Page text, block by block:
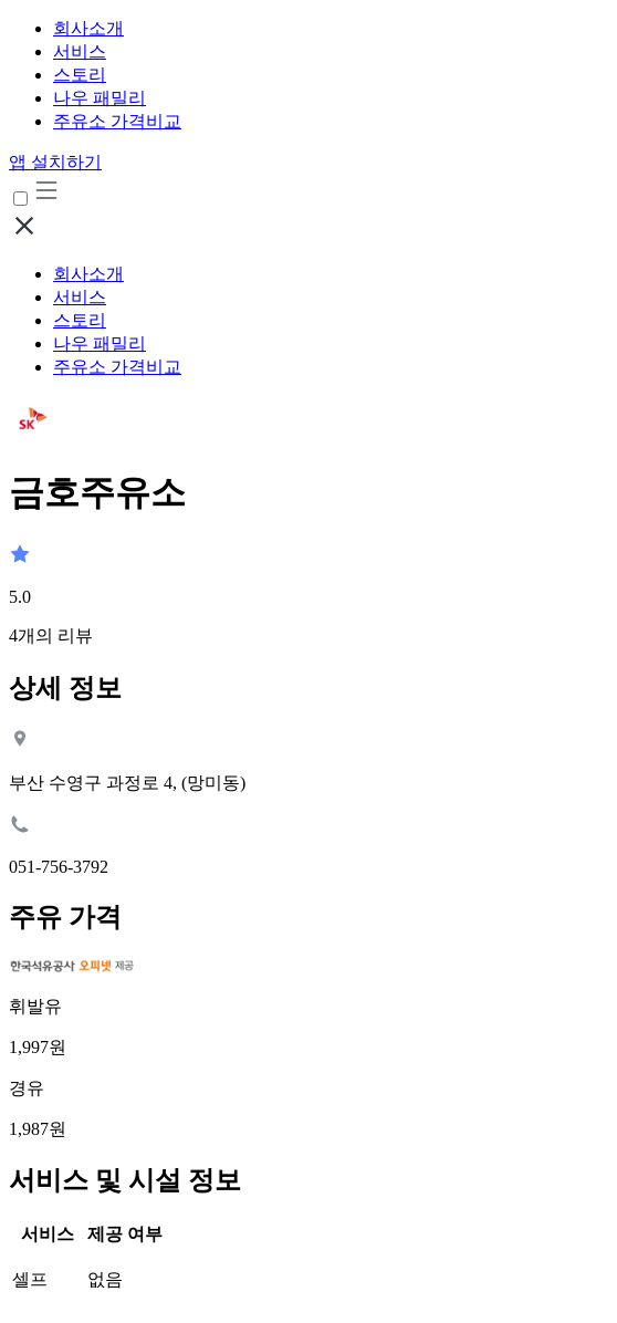
회사소개
서비스
스토리
나우 패밀리
주유소 가격비교
앱 설치하기
회사소개
서비스
스토리
나우 패밀리
주유소 가격비교
금호주유소
5.0
4개의 리뷰
상세 정보
부산 수영구 과정로 4, (망미동)
051-756-3792
주유 가격
휘발유
1,997원
경유
1,987원
서비스 및 시설 정보
서비스 제공 여부
셀프 없음